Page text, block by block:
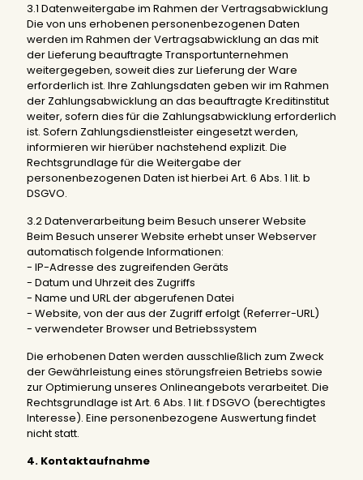
3.1 Datenweitergabe im Rahmen der Vertragsabwicklung
Die von uns erhobenen personenbezogenen Daten
werden im Rahmen der Vertragsabwicklung an das mit
der Lieferung beauftragte Transportunternehmen
weitergegeben, soweit dies zur Lieferung der Ware
erforderlich ist. Ihre Zahlungsdaten geben wir im Rahmen
der Zahlungsabwicklung an das beauftragte Kreditinstitut
weiter, sofern dies für die Zahlungsabwicklung erforderlich
ist. Sofern Zahlungsdienstleister eingesetzt werden,
informieren wir hierüber nachstehend explizit. Die
Rechtsgrundlage für die Weitergabe der
personenbezogenen Daten ist hierbei Art. 6 Abs. 1 lit. b
DSGVO.
3.2 Datenverarbeitung beim Besuch unserer Website
Beim Besuch unserer Website erhebt unser Webserver
automatisch folgende Informationen:
- IP-Adresse des zugreifenden Geräts
- Datum und Uhrzeit des Zugriffs
- Name und URL der abgerufenen Datei
- Website, von der aus der Zugriff erfolgt (Referrer-URL)
- verwendeter Browser und Betriebssystem
Die erhobenen Daten werden ausschließlich zum Zweck
der Gewährleistung eines störungsfreien Betriebs sowie
zur Optimierung unseres Onlineangebots verarbeitet. Die
Rechtsgrundlage ist Art. 6 Abs. 1 lit. f DSGVO (berechtigtes
Interesse). Eine personenbezogene Auswertung findet
nicht statt.
4. Kontaktaufnahme